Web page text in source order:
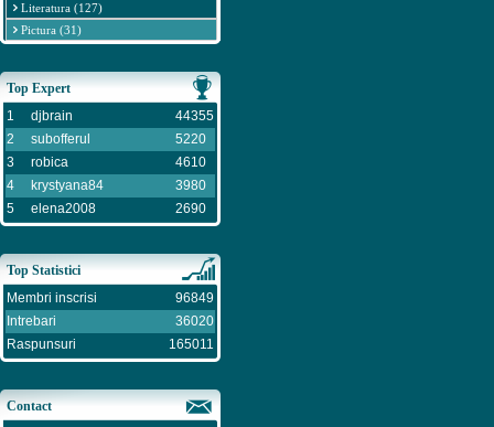
Literatura (127)
Pictura (31)
Top Expert
1
djbrain
44355
2
subofferul
5220
3
robica
4610
4
krystyana84
3980
5
elena2008 2690
Top Statistici
Membri inscrisi
96849
Intrebari
36020
Raspunsuri
165011
Contact